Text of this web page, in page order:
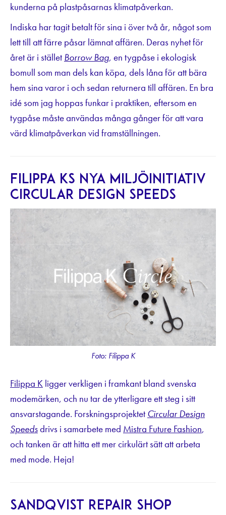
kunderna på plastpåsarnas klimatpåverkan.
Indiska har tagit betalt för sina i över två år, något som
lett till att färre påsar lämnat affären. Deras nyhet för
året är i stället Borrow Bag, en tygpåse i ekologisk
bomull som man dels kan köpa, dels låna för att bära
hem sina varor i och sedan returnera till affären. En bra
idé som jag hoppas funkar i praktiken, eftersom en
tygpåse måste användas många gånger för att vara
värd klimatpåverkan vid framställningen.
Filippa Ks nya miljöinitiativ
Circular Design Speeds
Foto: Filippa K
Filippa K ligger verkligen i framkant bland svenska
modemärken, och nu tar de ytterligare ett steg i sitt
ansvarstagande. Forskningsprojektet Circular Design
Speedsdrivs i samarbete med Mistra Future Fashion,
och tanken är att hitta ett mer cirkulärt sätt att arbeta
med mode. Heja!
Sandqvist Repair Shop